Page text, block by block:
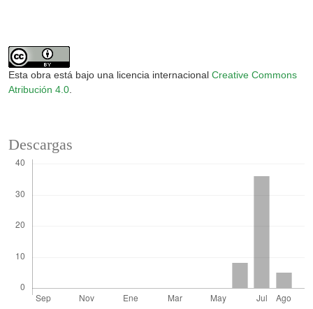
Esta obra está bajo una licencia internacional Creative Commons
Atribución 4.0.
Descargas